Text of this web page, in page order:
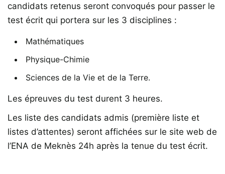
candidats retenus seront convoqués pour passer le
test écrit qui portera sur les 3 disciplines :
Mathématiques
Physique-Chimie
Sciences de la Vie et de la Terre.
Les épreuves du test durent 3 heures.
Les liste des candidats admis (première liste et
listes d’attentes) seront affichées sur le site web de
l’ENA de Meknès 24h après la tenue du test écrit.